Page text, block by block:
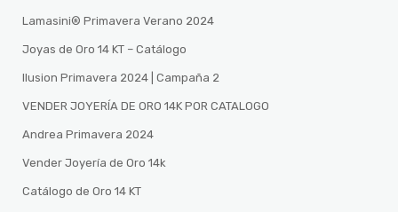
Lamasini®️ Primavera Verano 2024
Joyas de Oro 14 KT – Catálogo
Ilusion Primavera 2024 | Campaña 2
VENDER JOYERÍA DE ORO 14K POR CATALOGO
Andrea Primavera 2024
Vender Joyería de Oro 14k
Catálogo de Oro 14 KT